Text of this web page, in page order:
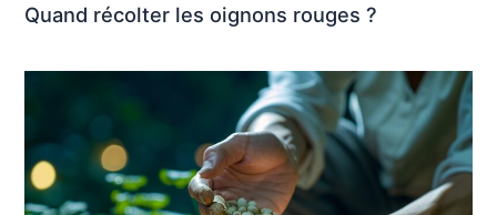
Quand récolter les oignons rouges ?